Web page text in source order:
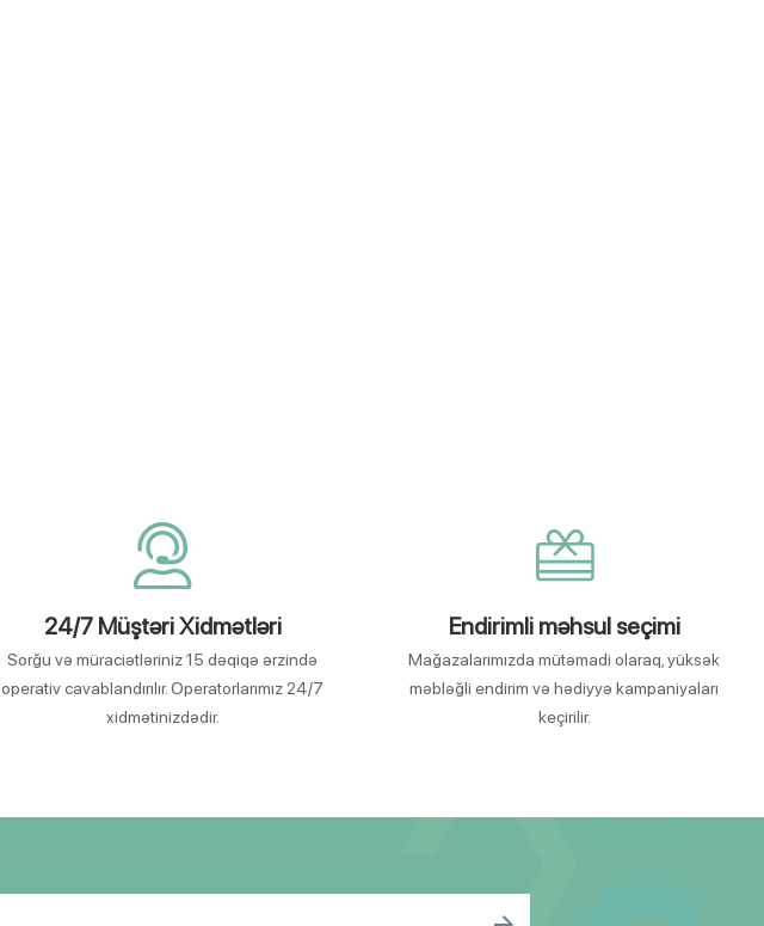
24/7 Müştəri Xidmətləri
Sorğu və müraciətləriniz 15 dəqiqə ərzində
operativ cavablandırılır. Operatorlarımız 24/7
xidmətinizdədir.
Endirimli məhsul seçimi
Mağazalarımızda mütəmadi olaraq, yüksək
məbləğli endirim və hədiyyə kampaniyaları
keçirilir.